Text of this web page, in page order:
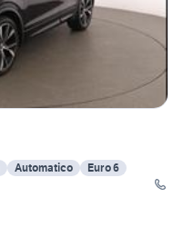
Automatico
Euro 6